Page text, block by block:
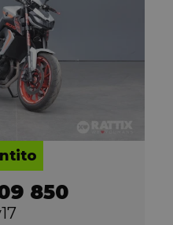
850